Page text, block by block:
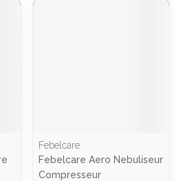
Febelcare
Febelcare Aero Nebuliseur
Compresseur